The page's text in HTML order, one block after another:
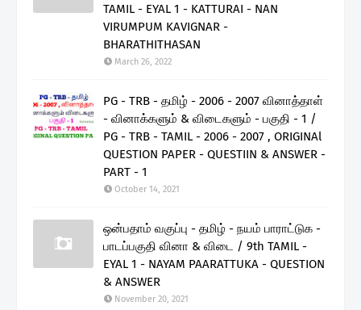
TAMIL - EYAL 1 - KATTURAI - NAN
VIRUMPUM KAVIGNAR -
BHARATHITHASAN
March 26, 2022
PG - TRB - தமிழ் - 2006 - 2007 வினாத்தாள்
- வினாக்களும் & விடைகளும் - பகுதி - 1 /
PG - TRB - TAMIL - 2006 - 2007 , ORIGINAl
QUESTION PAPER - QUESTIIN & ANSWER -
PART - 1
October 14, 2021
ஒன்பதாம் வகுப்பு - தமிழ் - நயம் பாராட்டுக -
பாடப்பகுதி வினா & விடை / 9th TAMIL -
EYAL 1 - NAYAM PAARATTUKA - QUESTION
& ANSWER
November 20, 2021